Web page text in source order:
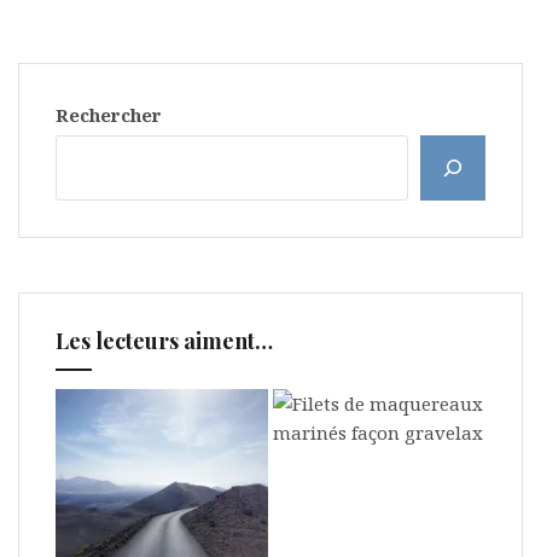
Rechercher
Les lecteurs aiment…